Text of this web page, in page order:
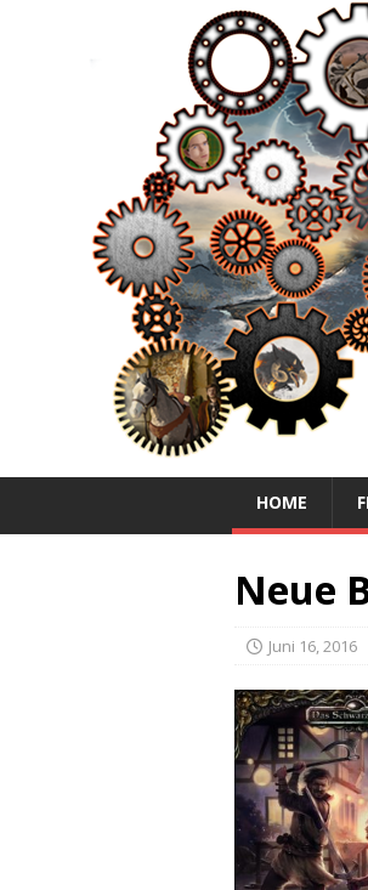
NEUE HOME
Neue
Juni 16, 2016